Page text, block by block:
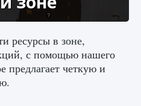
«Идет
начать
ресурсы в зоне,
с помощью нашего
предлагает четкую и